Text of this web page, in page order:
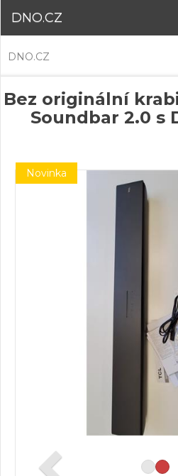
DNO.CZ
DNO.CZ
Bez originální
Soundbar 2.0 s
Novinka